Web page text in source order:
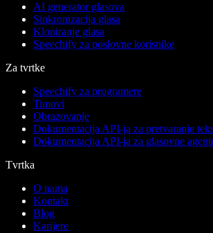
AI generator glasova
Sinkronizacija glasa
Kloniranje glasa
Speechify za poslovne korisnike
Za tvrtke
Speechify za programere
Timovi
Obrazovanje
Dokumentacija API-ja za pretvaranje
Dokumentacija API-ja za glasovne
Tvrtka
O nama
Kontakt
Blog
Karijere